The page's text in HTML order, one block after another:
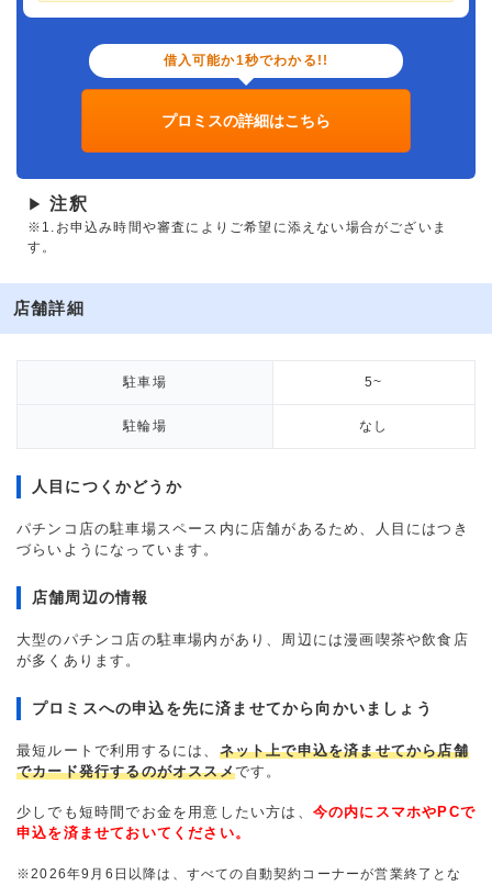
借入可能か1秒でわかる!!
プロミスの詳細はこちら
▶ 注釈
※1.お申込み時間や審査によりご希望に添えない場合がございま
す。
店舗詳細
駐車場 5~
駐輪場 なし
人目につくかどうか
パチンコ店の駐車場スペース内に店舗があるため、人目にはつき
づらいようになっています。
店舗周辺の情報
大型のパチンコ店の駐車場内があり、周辺には漫画喫茶や飲食店
が多くあります。
プロミスへの申込を先に済ませてから向かいましょう
最短ルートで利用するには、 ネット上で申込を済ませてから店舗
でカード発行するのがオススメです。
少しでも短時間でお金を用意したい方は、 今の内にスマホやPCで
申込を済ませておいてください。
※2026年9月6日以降は、すべての自動契約コーナーが営業終了とな